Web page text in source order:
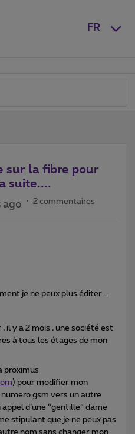
FR
sur la fibre pour
suite....
ago 2 commentaires
je ne peux plus éditer ...
il y a 2 mois , une société est
à tous les étages de mon
proximus
) pour modifier mon
gsm vers un autre
d’une “gentille” dame
stipulant que je ne peux pas
nom sans changer mon